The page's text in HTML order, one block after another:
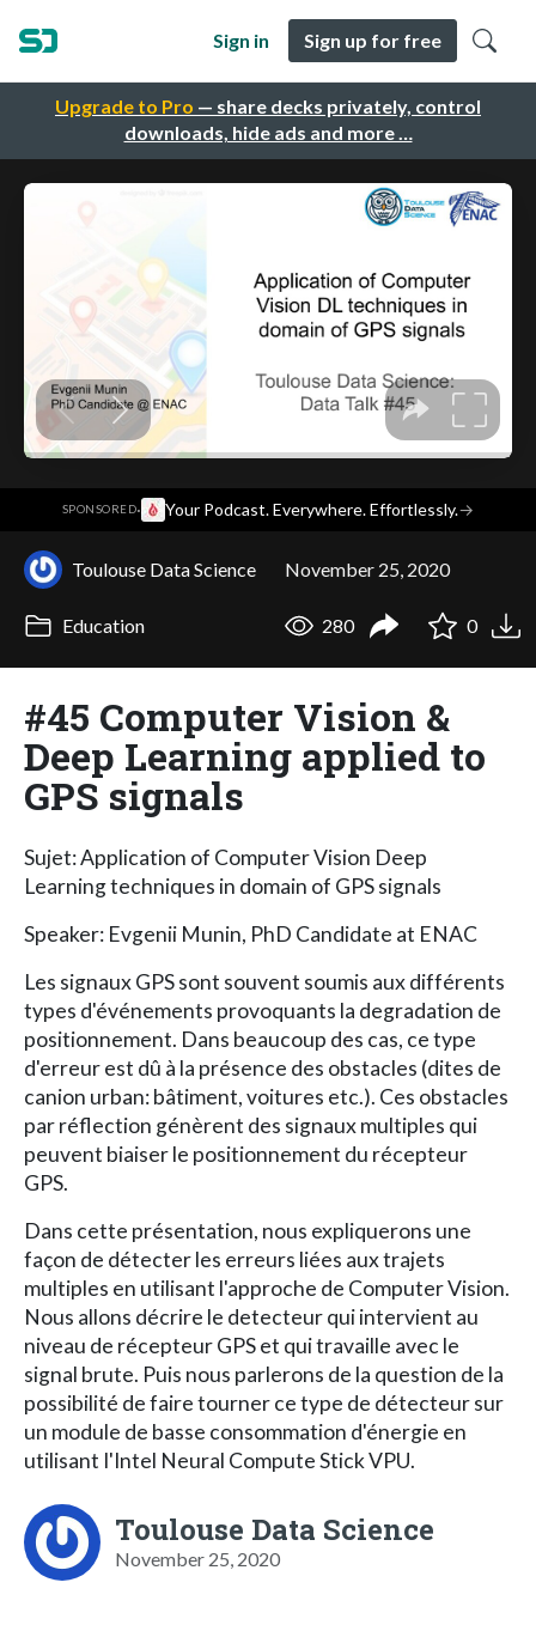
Upgrade to Pro — share decks privately, control
downloads, hide ads and more …
Sign in Sign up for free
SPONSORED· Your Podcast. Everywhere. Effortlessly.→
Toulouse Data Science November 25, 2020
Education 280 0
#45 Computer Vision &
Deep Learning applied to
GPS signals
Sujet: Application of Computer Vision Deep
Learning techniques in domain of GPS signals
Speaker: Evgenii Munin, PhD Candidate at ENAC
Les signaux GPS sont souvent soumis aux différents
types d'événements provoquants la degradation de
positionnement. Dans beaucoup des cas, ce type
d'erreur est dû à la présence des obstacles (dites de
canion urban: bâtiment, voitures etc.). Ces obstacles
par réflection génèrent des signaux multiples qui
peuvent biaiser le positionnement du récepteur
GPS.
Dans cette présentation, nous expliquerons une
façon de détecter les erreurs liées aux trajets
multiples en utilisant l'approche de Computer Vision.
Nous allons décrire le detecteur qui intervient au
niveau de récepteur GPS et qui travaille avec le
signal brute. Puis nous parlerons de la question de la
possibilité de faire tourner ce type de détecteur sur
un module de basse consommation d'énergie en
utilisant I'Intel Neural Compute Stick VPU.
Toulouse Data Science
November 25, 2020